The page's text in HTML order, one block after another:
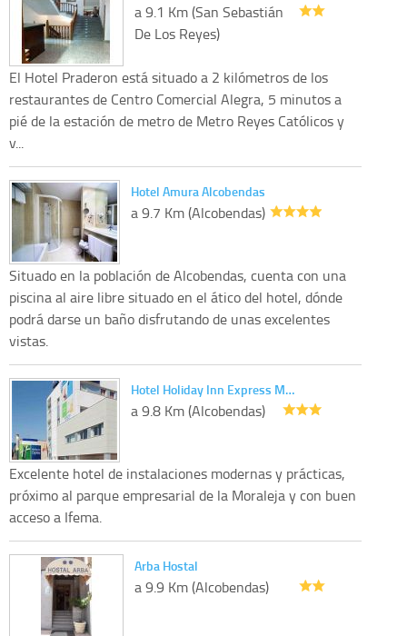
a 9.1 Km (San Sebastián
De Los Reyes)
El Hotel Praderon está situado a 2 kilómetros de los
restaurantes de Centro Comercial Alegra, 5 minutos a
pié de la estación de metro de Metro Reyes Católicos y
v...
Hotel Amura Alcobendas
a 9.7 Km (Alcobendas)
Situado en la población de Alcobendas, cuenta con una
piscina al aire libre situado en el ático del hotel, dónde
podrá darse un baño disfrutando de unas excelentes
vistas.
Hotel Holiday Inn Express M…
a 9.8 Km (Alcobendas)
Excelente hotel de instalaciones modernas y prácticas,
próximo al parque empresarial de la Moraleja y con buen
acceso a Ifema.
Arba Hostal
a 9.9 Km (Alcobendas)